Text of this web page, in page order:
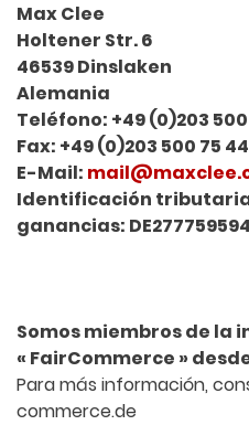
Max Clee
Holtener Str. 6
46539 Dinslaken
Alemania
Teléfono: +49 (0)203
Fax: +49 (0)203 500 75 44
E-Mail:
Identificación
ganancias: DE277759594
Somos miembros de la
« FairCommerce » desde
Para más información,
commerce.de